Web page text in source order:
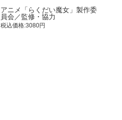
アニメ「らくだい魔女」製作委
員会／監修・協力
税込価格:3080円